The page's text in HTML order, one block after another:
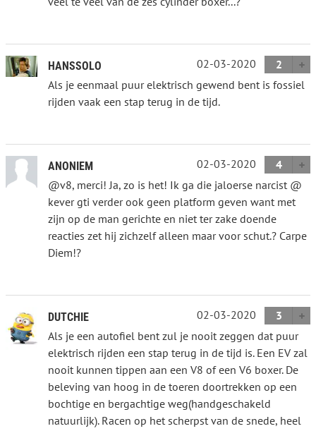
HANSSOLO 02-03-2020
2
Als je eenmaal puur elektrisch gewend bent is fossiel
rijden vaak een stap terug in de tijd.
ANONIEM 02-03-2020
4
@v8, merci! Ja, zo is het! Ik ga die jaloerse narcist @
kever gti verder ook geen platform geven want met
zijn op de man gerichte en niet ter zake doende
reacties zet hij zichzelf alleen maar voor schut.? Carpe
Diem!?
DUTCHIE 02-03-2020
3
Als je een autofiel bent zul je nooit zeggen dat puur
elektrisch rijden een stap terug in de tijd is. Een EV zal
nooit kunnen tippen aan een V8 of een V6 boxer. De
beleving van hoog in de toeren doortrekken op een
bochtige en bergachtige weg(handgeschakeld
natuurlijk). Racen op het scherpst van de snede, heel